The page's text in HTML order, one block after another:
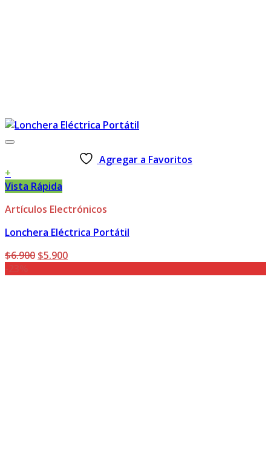
Agregar a Favoritos
+
Vista Rápida
Artículos Electrónicos
Lonchera Eléctrica Portátil
$6.900 El
$5.900El